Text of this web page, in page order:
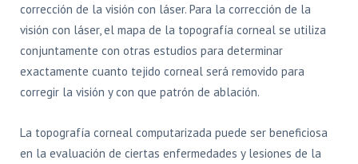
corrección de la visión con láser. Para la corrección de la
visión con láser, el mapa de la topografía corneal se utiliza
conjuntamente con otras estudios para determinar
exactamente cuanto tejido corneal será removido para
corregir la visión y con que patrón de ablación.
La topografía corneal computarizada puede ser beneficiosa
en la evaluación de ciertas enfermedades y lesiones de la